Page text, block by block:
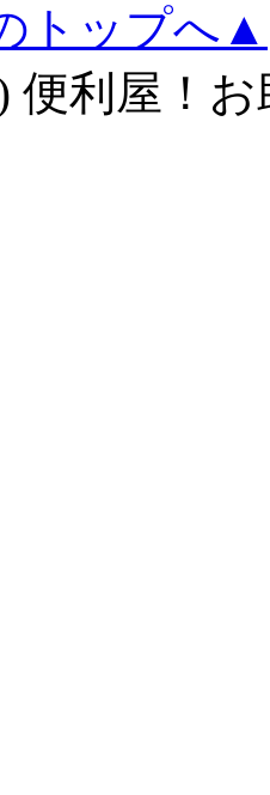
トップへ▲
便利屋！